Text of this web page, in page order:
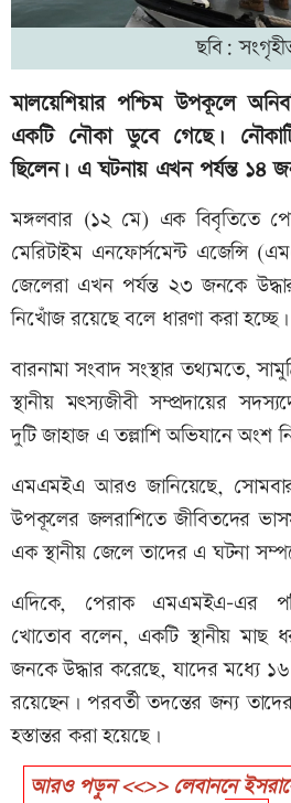
ছবি:
মালয়েশিয়ার পশ্চিম উপকূলে
একটি নৌকা ডুবে গেছে।
ছিলেন। এ ঘটনায় এখন পর্যন্ত ১৪
মঙ্গলবার (১২ মে) এক বিবৃতিতে
মেরিটাইম এনফোর্সমেন্ট এজেন্সি
জেলেরা এখন পর্যন্ত ২৩ জনকে
নিখোঁজ রয়েছে বলে ধারণা করা হচ্ছে।
বারনামা সংবাদ সংস্থার তথ্যমতে,
স্থানীয় মৎস্যজীবী সম্প্রদায়ের
দুটি জাহাজ এ তল্লাশি অভিযানে অংশ
এমএমইএ আরও জানিয়েছে,
উপকূলের জলরাশিতে জীবিতদের
এক স্থানীয় জেলে তাদের এ ঘটনা
এদিকে, পেরাক এমএমইএ-এর
খোতোব বলেন, একটি স্থানীয় মাছ
জনকে উদ্ধার করেছে, যাদের মধ্যে
রয়েছেন। পরবর্তী তদন্তের জন্য
হস্তান্তর করা হয়েছে।
আরও পড়ুন <<>> লেবাননে